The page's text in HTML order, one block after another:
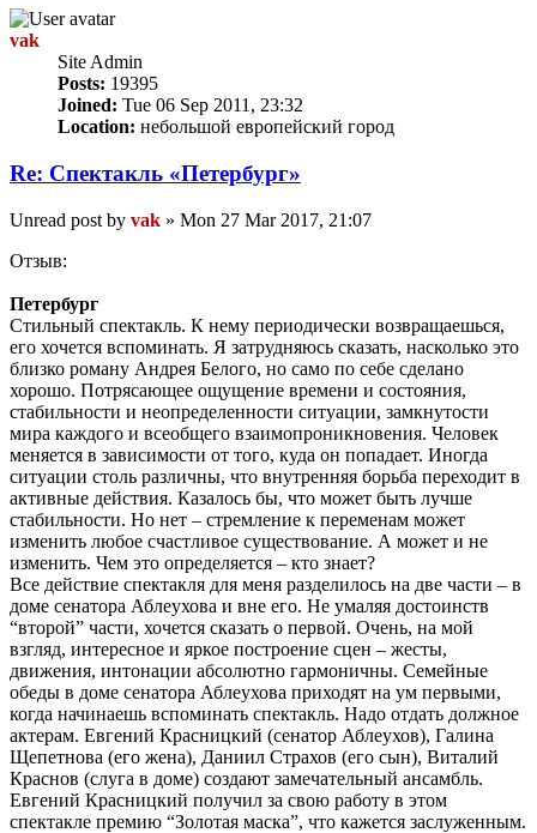
vak
Site Admin
Posts: 19395
Joined: Tue 06 Sep 2011, 23:32
Location: небольшой европейский город
Re: Спектакль «Петербург»
Unread post by vak » Mon 27 Mar 2017, 21:07
Отзыв:
Петербург
Стильный спектакль. К нему периодически возвращаешься,
его хочется вспоминать. Я затрудняюсь сказать, насколько это
близко роману Андрея Белого, но само по себе сделано
хорошо. Потрясающее ощущение времени и состояния,
стабильности и неопределенности ситуации, замкнутости
мира каждого и всеобщего взаимопроникновения. Человек
меняется в зависимости от того, куда он попадает. Иногда
ситуации столь различны, что внутренняя борьба переходит в
активные действия. Казалось бы, что может быть лучше
стабильности. Но нет – стремление к переменам может
изменить любое счастливое существование. А может и не
изменить. Чем это определяется – кто знает?
Все действие спектакля для меня разделилось на две части – в
доме сенатора Аблеухова и вне его. Не умаляя достоинств
“второй” части, хочется сказать о первой. Очень, на мой
взгляд, интересное и яркое построение сцен – жесты,
движения, интонации абсолютно гармоничны. Семейные
обеды в доме сенатора Аблеухова приходят на ум первыми,
когда начинаешь вспоминать спектакль. Надо отдать должное
актерам. Евгений Красницкий (сенатор Аблеухов), Галина
Щепетнова (его жена), Даниил Страхов (его сын), Виталий
Краснов (слуга в доме) создают замечательный ансамбль.
Евгений Красницкий получил за свою работу в этом
спектакле премию “Золотая маска”, что кажется заслуженным.